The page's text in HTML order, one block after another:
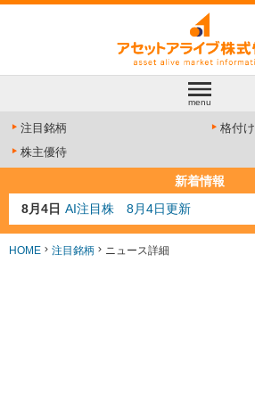
menu
注目銘柄
格付け
株主優待
新着情報
8月4日 AI注目株 8月4日更新
8月3日 人気業種注目株 8月3日更新
8月2日 金融注目株 8月2日更新
HOME 注目銘柄 ニュース詳細